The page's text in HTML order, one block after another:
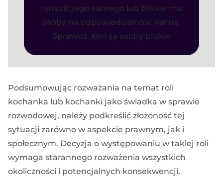
narazić jego samego lub bliskie mu
osoby na odpowiedzialność karną.
Sprawdź, kim są osoby bliskie
Podsumowując rozważania na temat roli
kochanka lub kochanki jako świadka w sprawie
rozwodowej, należy podkreślić złożoność tej
sytuacji zarówno w aspekcie prawnym, jak i
społecznym. Decyzja o występowaniu w takiej roli
wymaga starannego rozważenia wszystkich
okoliczności i potencjalnych konsekwencji,